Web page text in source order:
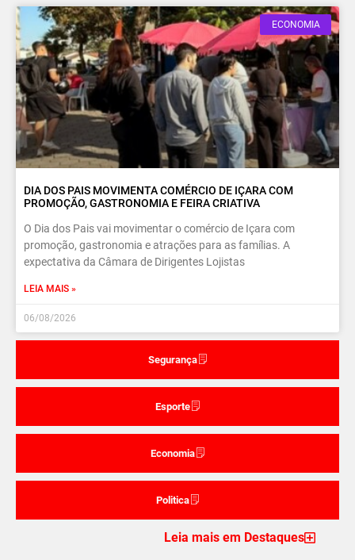
Segurança
Esporte
Economia
Politica
ECONOMIA
DIA DOS PAIS MOVIMENTA COMÉRCIO DE IÇARA COM
PROMOÇÃO, GASTRONOMIA E FEIRA CRIATIVA
O Dia dos Pais vai movimentar o comércio de Içara com
promoção, gastronomia e atrações para as famílias. A
expectativa da Câmara de Dirigentes Lojistas
LEIA MAIS »
06/08/2026
Leia mais em Destaques